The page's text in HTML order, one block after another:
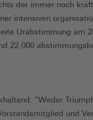
der immer noch
intensiven
Urabstimmung am
22.000
"Weder
und